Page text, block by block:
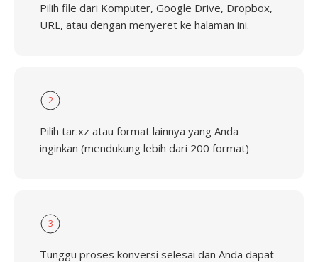
Pilih file dari Komputer, Google Drive, Dropbox,
URL, atau dengan menyeret ke halaman ini.
2
Pilih tar.xz atau format lainnya yang Anda
inginkan (mendukung lebih dari 200 format)
3
Tunggu proses konversi selesai dan Anda dapat